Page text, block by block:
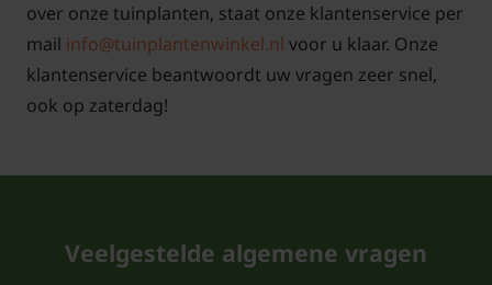
over onze tuinplanten, staat onze klantenservice per
mail info@tuinplantenwinkel.nl voor u klaar. Onze
klantenservice beantwoordt uw vragen zeer snel,
ook op zaterdag!
Veelgestelde algemene vragen